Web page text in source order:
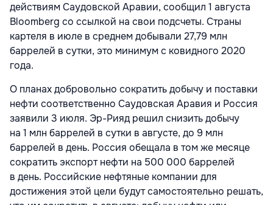
действиям Саудовской Аравии, сообщил 1 августа
Bloomberg со ссылкой на свои подсчеты. Страны
картеля в июле в среднем добывали 27,79 млн
баррелей в сутки, это минимум с ковидного 2020
года.
О планах добровольно сократить добычу и поставки
нефти соответственно Саудовская Аравия и Россия
заявили 3 июля. Эр-Рияд решил снизить добычу
на 1 млн баррелей в сутки в августе, до 9 млн
баррелей в день. Россия обещала в том же месяце
сократить экспорт нефти на 500 000 баррелей
в день. Российские нефтяные компании для
достижения этой цели будут самостоятельно решать,